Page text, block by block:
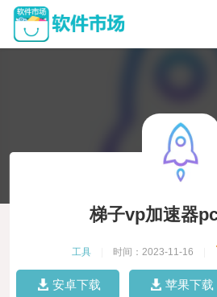
梯子vp加速器
工具 时间：2023-11-16
安卓下载 苹果下载